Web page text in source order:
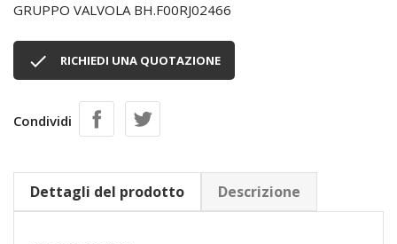
GRUPPO VALVOLA BH.F00RJ02466
 RICHIEDI UNA QUOTAZIONE
Condividi
Dettagli del prodotto Descrizione